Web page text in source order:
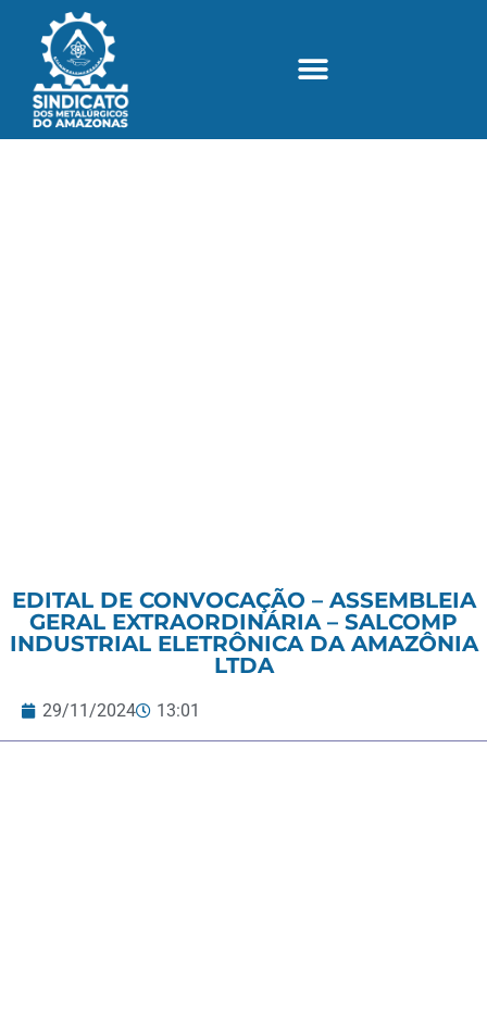
EDITAL DE CONVOCAÇÃO – ASSEMBLEIA
GERAL EXTRAORDINÁRIA – SALCOMP
INDUSTRIAL ELETRÔNICA DA AMAZÔNIA
LTDA
29/11/2024 13:01